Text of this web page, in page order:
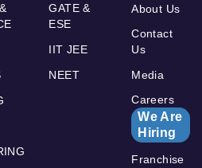
GATE &
ESE
IIT JEE
NEET
About Us
Contact
Us
Media
Careers
We Are
Hiring
Franchise